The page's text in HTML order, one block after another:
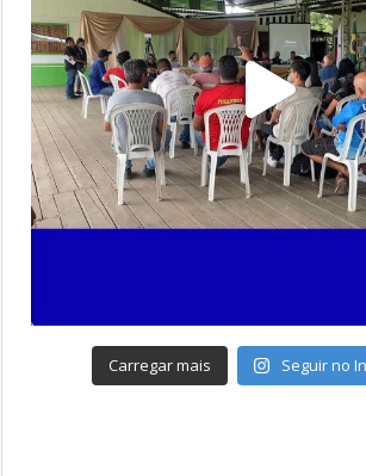
Carregar mais Seguir no